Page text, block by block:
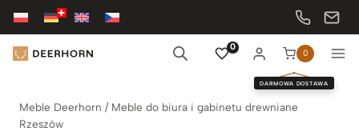
Przejdź
treści
0
0
DARMOWA DOSTAWA
Meble Deerhorn / Meble do biura i gabinetu drewniane
Rzeszów